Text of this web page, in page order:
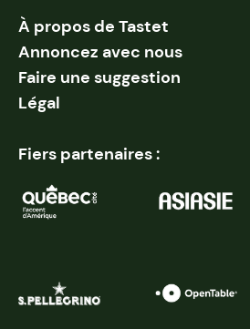
À propos de Tastet
Annoncez avec nous
Faire une suggestion
Légal
Fiers partenaires :